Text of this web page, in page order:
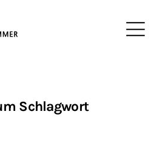
Schlagwort